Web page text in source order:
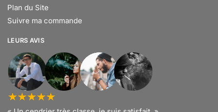
Plan du Site
Suivre ma commande
LEURS AVIS